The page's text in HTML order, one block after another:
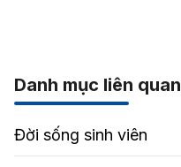
Danh mục liên quan
Đời sống sinh viên